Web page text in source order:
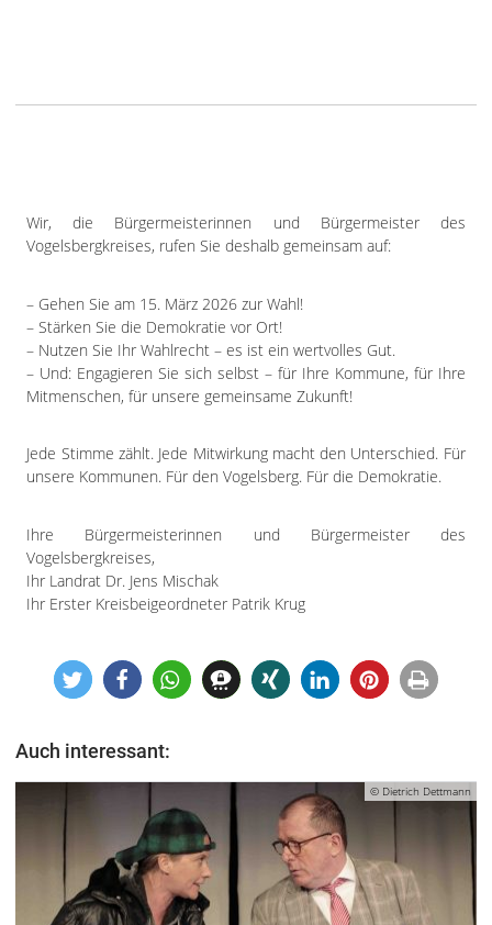
Wir, die Bürgermeisterinnen und Bürgermeister des
Vogelsbergkreises, rufen Sie deshalb gemeinsam auf:
– Gehen Sie am 15. März 2026 zur Wahl!
– Stärken Sie die Demokratie vor Ort!
– Nutzen Sie Ihr Wahlrecht – es ist ein wertvolles Gut.
– Und: Engagieren Sie sich selbst – für Ihre Kommune, für Ihre
Mitmenschen, für unsere gemeinsame Zukunft!
Jede Stimme zählt. Jede Mitwirkung macht den Unterschied. Für
unsere Kommunen. Für den Vogelsberg. Für die Demokratie.
Ihre Bürgermeisterinnen und Bürgermeister des
Vogelsbergkreises,
Ihr Landrat Dr. Jens Mischak
Ihr Erster Kreisbeigeordneter Patrik Krug
Auch interessant:
© Dietrich Dettmann